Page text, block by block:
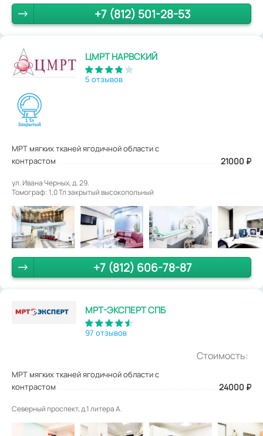
+7 (812) 501-28-53
ЦМРТ НАРВСКИЙ
5 отзывов
МРТ мягких тканей ягодичной области с
контрастом
21000 ₽
ул. Ивана Черных, д. 29.
Томограф: 1,0 Тл закрытый высокопольный
+7 (812) 606-78-87
МРТ-ЭКСПЕРТ СПБ
97 отзывов
Стоимость:
МРТ мягких тканей ягодичной области с
контрастом
24000 ₽
Северный проспект, д.1 литера А.